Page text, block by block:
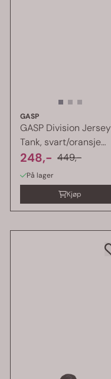
GASP
GASP Division Jersey
Tank, svart/oransje
singlet
248,- 449,-
På lager
Kjøp